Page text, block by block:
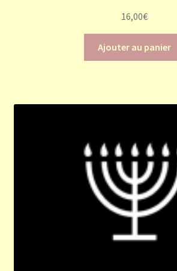
16,00€
Ajouter au panier